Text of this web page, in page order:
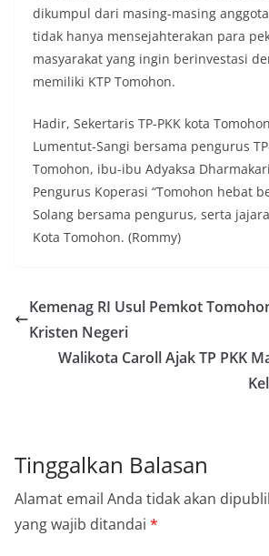
dikumpul dari masing-masing
tidak hanya mensejahterakan para
masyarakat yang ingin berinvestasi
memiliki KTP Tomohon.
Hadir, Sekertaris TP-PKK kota
Lumentut-Sangi bersama pengurus
Tomohon, ibu-ibu Adyaksa
Pengurus Koperasi “Tomohon hebat
Solang bersama pengurus, serta
Kota Tomohon. (Rommy)
Kemenag RI Usul Pemkot
Kristen Negeri
Walikota Caroll Ajak TP PKK
Tinggalkan Balasan
Alamat email Anda tidak akan
yang wajib ditandai *